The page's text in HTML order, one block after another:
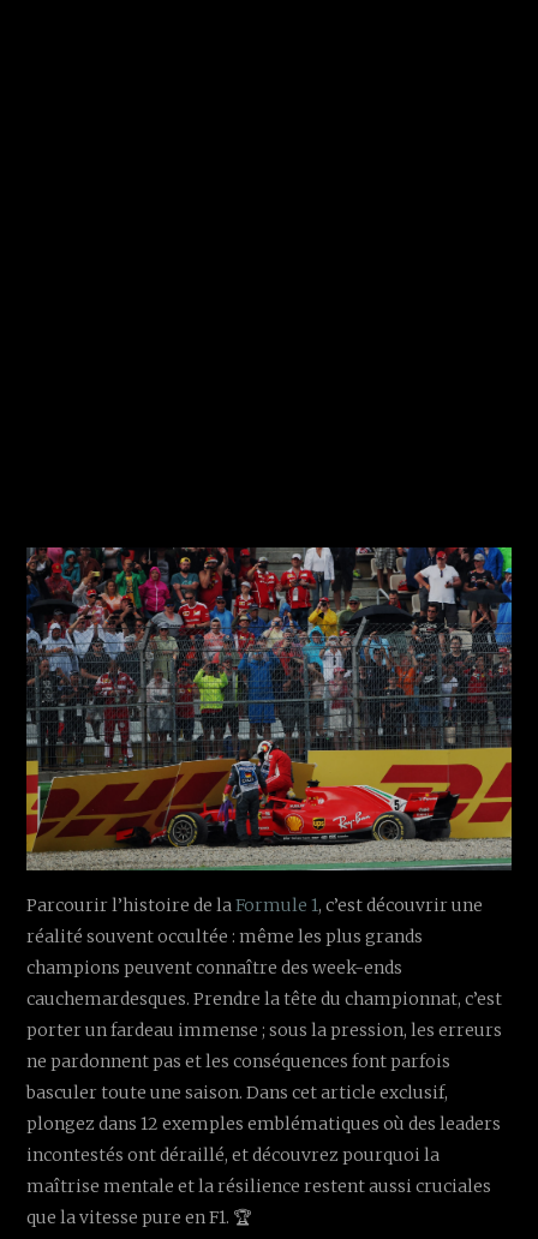
Parcourir l’histoire de laFormule 1, c’est découvrir une
réalité souvent occultée : même les plus grands
champions peuvent connaître des week-ends
cauchemardesques. Prendre la tête du championnat, c’est
porter un fardeau immense ; sous la pression, les erreurs
ne pardonnent pas et les conséquences font parfois
basculer toute une saison. Dans cet article exclusif,
plongez dans 12 exemples emblématiques où des leaders
incontestés ont déraillé, et découvrez pourquoi la
maîtrise mentale et la résilience restent aussi cruciales
que la vitesse pure en F1. 🏆